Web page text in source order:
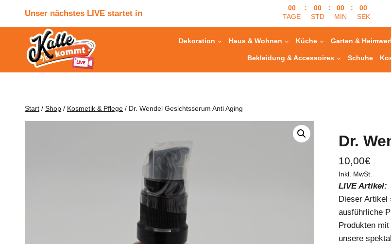
Unser nächstes LIVE startet in
00
TAGE
:
00
STD
:
00
MIN
:
00
SEK
Dekoration Haus & Wohnen Küche Garten &
Bekleidung & Accessoires Schuhe
Start / Shop / Kosmetik & Pflege / Dr. Wendel Gesichtsserum Anti Aging
Dr.
10,00€
Inkl. MwSt.
LIVE Artikel:
Dieser Artikel
ausführliche
Produkten
unsere